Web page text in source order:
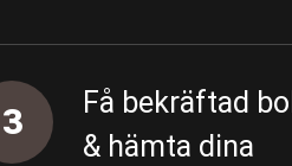
3
Få bekräftad
& hämta dina